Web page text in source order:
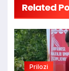
Related
Prilozi